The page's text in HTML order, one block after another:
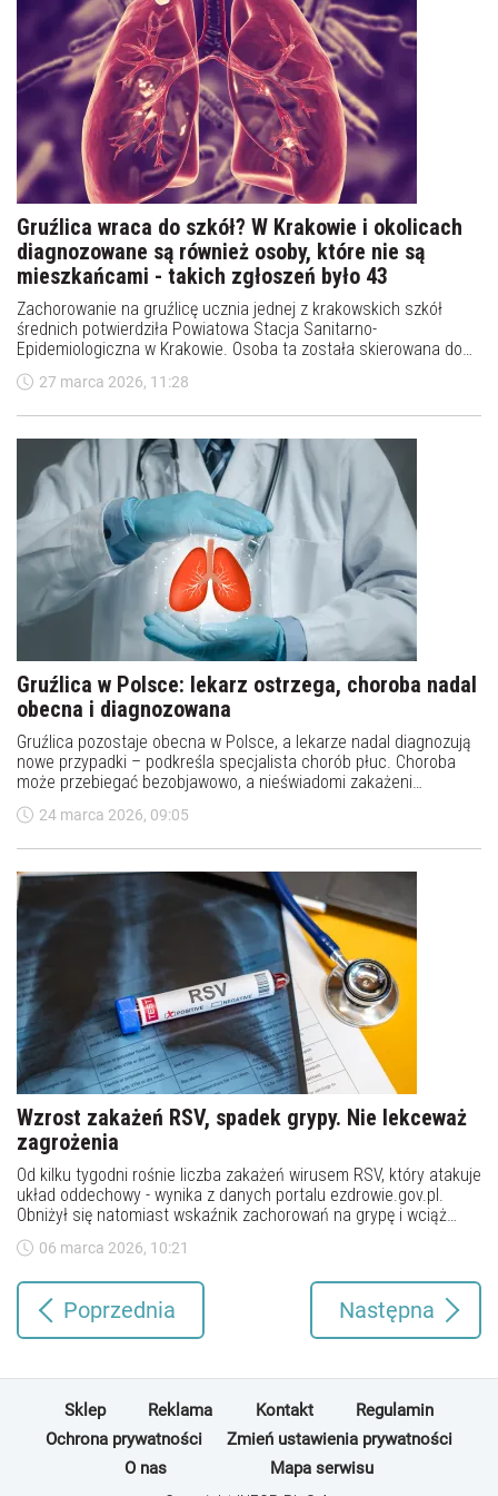
sięgnęły 25 proc. kolonii
Zimowe straty w populacji pszczół miodnych wyniosły około 25
proc., czyli mniej niż w dwóch poprzednich latach, gdy sięgały 31
i 27 proc. – wynika z danych Flamandzkiego Instytutu
Pszczelarskiego. Eksperci podkreślają jednak, że sytuacja
pozostaje alarmująca, ponieważ dla utrzymania populacji straty
nie powinny przekraczać 10 proc.
29 marca 2026, 14:05
Gruźlica wraca do szkół? W Krakowie i okolicach
diagnozowane są również osoby, które nie są
mieszkańcami - takich zgłoszeń było 43
Zachorowanie na gruźlicę ucznia jednej z krakowskich szkół
średnich potwierdziła Powiatowa Stacja Sanitarno-
Epidemiologiczna w Krakowie. Osoba ta została skierowana do
specjalistycznego szpitala, gdzie leczone są dzieci i młodzież
zarażone tą chorobą.
27 marca 2026, 11:28
Gruźlica w Polsce: lekarz ostrzega, choroba nadal
obecna i diagnozowana
Gruźlica pozostaje obecna w Polsce, a lekarze nadal diagnozują
nowe przypadki – podkreśla specjalista chorób płuc. Choroba
może przebiegać bezobjawowo, a nieświadomi zakażeni
funkcjonują w społeczeństwie i stanowią źródło zakażeń.
24 marca 2026, 09:05
Wzrost zakażeń RSV, spadek grypy. Nie lekceważ
zagrożenia
Od kilku tygodni rośnie liczba zakażeń wirusem RSV, który atakuje
układ oddechowy - wynika z danych portalu ezdrowie.gov.pl.
Obniżył się natomiast wskaźnik zachorowań na grypę i wciąż
spada.
06 marca 2026, 10:21